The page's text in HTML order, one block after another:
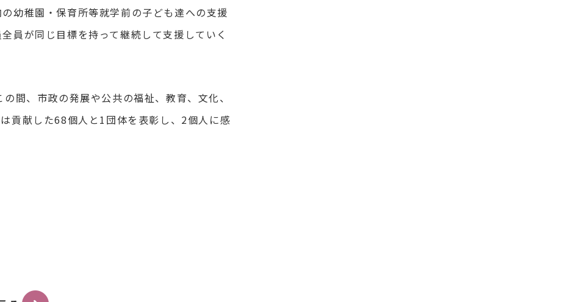
幼稚園・保育所等就学前の子ども達への支援
員が同じ目標を持って継続して支援していく
間、市政の発展や公共の福祉、教育、文化、
貢献した68個人と1団体を表彰し、2個人に感